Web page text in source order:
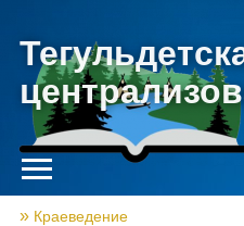
Краеведение